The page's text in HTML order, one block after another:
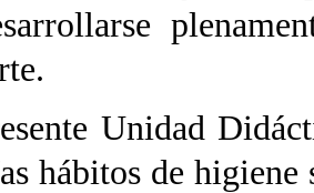
Unidad
hábitos de higiene